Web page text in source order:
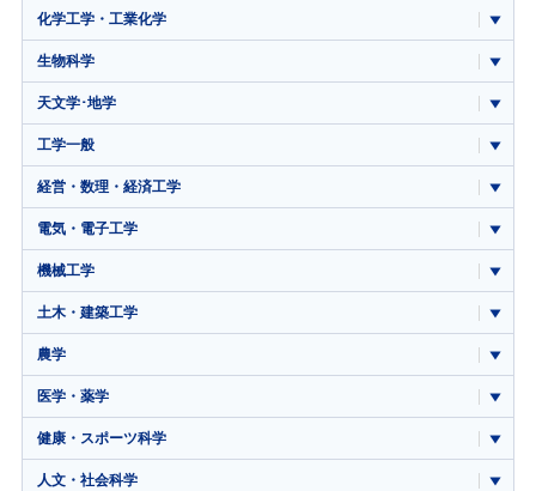
化学工学・工業化学
生物科学
天文学･地学
工学一般
経営・数理・経済工学
電気・電子工学
機械工学
土木・建築工学
農学
医学・薬学
健康・スポーツ科学
人文・社会科学